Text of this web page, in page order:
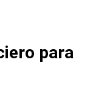
para